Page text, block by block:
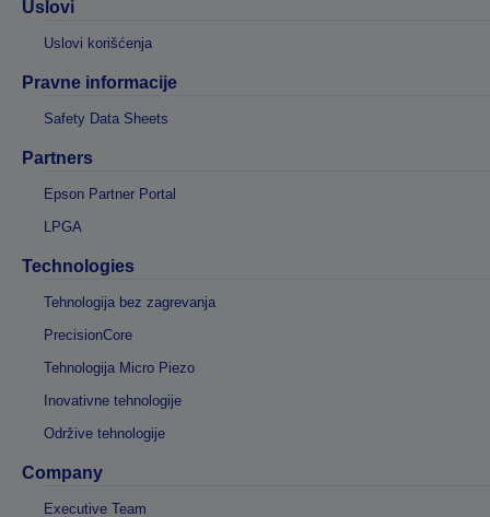
Uslovi
Uslovi korišćenja
Pravne informacije
Safety Data Sheets
Partners
Epson Partner Portal
LPGA
Technologies
Tehnologija bez zagrevanja
PrecisionCore
Tehnologija Micro Piezo
Inovativne tehnologije
Održive tehnologije
Company
Executive Team